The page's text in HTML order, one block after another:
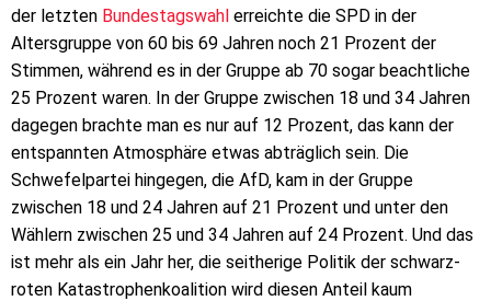
der letzten Bundestagswahl erreichte die SPD in der
Altersgruppe von 60 bis 69 Jahren noch 21 Prozent der
Stimmen, während es in der Gruppe ab 70 sogar beachtliche
25 Prozent waren. In der Gruppe zwischen 18 und 34 Jahren
dagegen brachte man es nur auf 12 Prozent, das kann der
entspannten Atmosphäre etwas abträglich sein. Die
Schwefelpartei hingegen, die AfD, kam in der Gruppe
zwischen 18 und 24 Jahren auf 21 Prozent und unter den
Wählern zwischen 25 und 34 Jahren auf 24 Prozent. Und das
ist mehr als ein Jahr her, die seitherige Politik der schwarz-
roten Katastrophenkoalition wird diesen Anteil kaum